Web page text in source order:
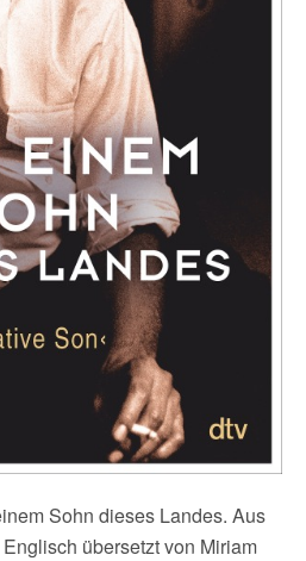
Sohn dieses Landes. Aus
übersetzt von Miriam